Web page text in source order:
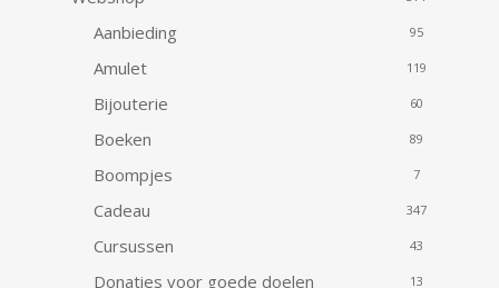
Aanbieding 95
Amulet 119
Bijouterie 60
Boeken 89
Boompjes 7
Cadeau 347
Cursussen 43
Donaties voor goede doelen 13